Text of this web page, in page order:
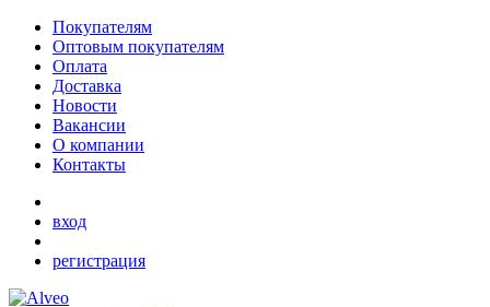
Покупателям
Оптовым покупателям
Оплата
Доставка
Новости
Вакансии
О компании
Контакты
вход
регистрация